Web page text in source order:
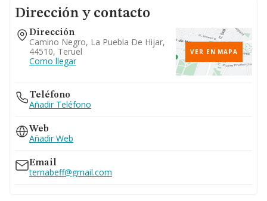
Dirección y contacto
Dirección
Camino Negro, La Puebla De Hijar,
44510, Teruel
Como llegar
VER EN MAPA
Teléfono
Añadir Teléfono
Web
Añadir Web
Email
ternabeff@gmail.com